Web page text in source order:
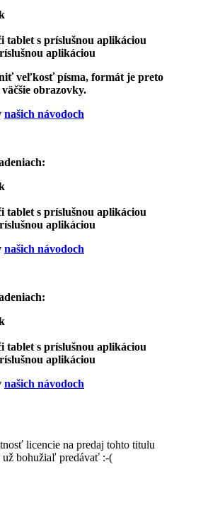
tablet s príslušnou aplikáciou
aplikáciou
veľkosť písma, formát je preto
obrazovky.
našich návodoch
tablet s príslušnou aplikáciou
aplikáciou
našich návodoch
tablet s príslušnou aplikáciou
aplikáciou
našich návodoch
licencie na predaj tohto titulu
už bohužiaľ predávať :-(